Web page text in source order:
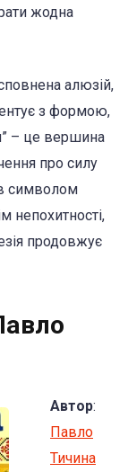
жодна
алюзій,
з формою,
– це вершина
про силу
символом
непохитності,
продовжує
Автор:
Павло
Тичина